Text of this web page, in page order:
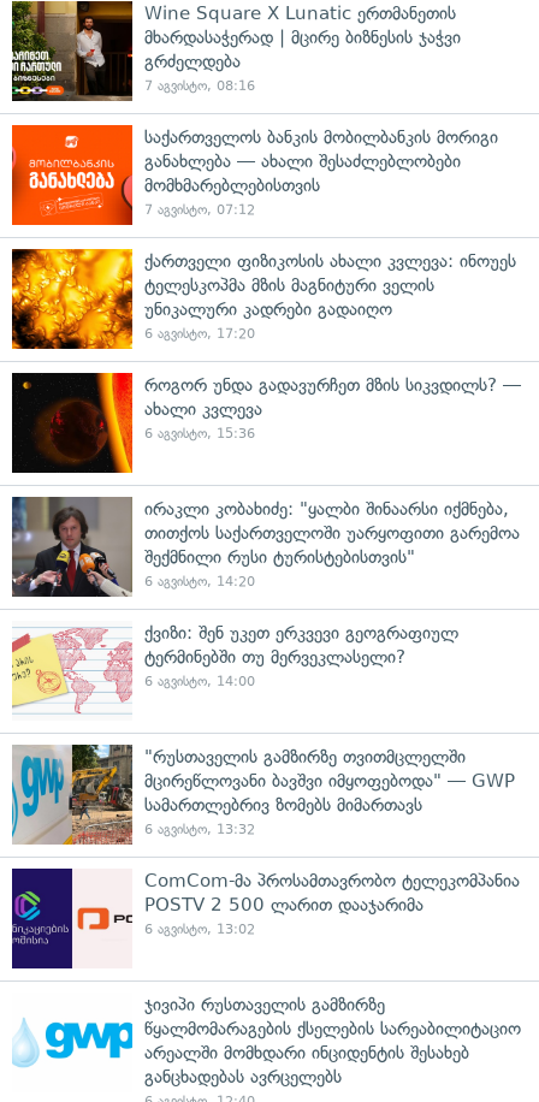
Wine Square X Lunatic ერთმანეთის
მხარდასაჭერად | მცირე ბიზნესის ჯაჭვი
გრძელდება
7 აგვისტო, 08:16
საქართველოს ბანკის მობილბანკის მორიგი
განახლება — ახალი შესაძლებლობები
მომხმარებლებისთვის
7 აგვისტო, 07:12
ქართველი ფიზიკოსის ახალი კვლევა: ინოუეს
ტელესკოპმა მზის მაგნიტური ველის
უნიკალური კადრები გადაიღო
6 აგვისტო, 17:20
როგორ უნდა გადავურჩეთ მზის სიკვდილს? —
ახალი კვლევა
6 აგვისტო, 15:36
ირაკლი კობახიძე: "ყალბი შინაარსი იქმნება,
თითქოს საქართველოში უარყოფითი გარემოა
შექმნილი რუსი ტურისტებისთვის"
6 აგვისტო, 14:20
ქვიზი: შენ უკეთ ერკვევი გეოგრაფიულ
ტერმინებში თუ მერვეკლასელი?
6 აგვისტო, 14:00
"რუსთაველის გამზირზე თვითმცლელში
მცირეწლოვანი ბავშვი იმყოფებოდა" — GWP
სამართლებრივ ზომებს მიმართავს
6 აგვისტო, 13:32
ComCom-მა პროსამთავრობო ტელეკომპანია
POSTV 2 500 ლარით დააჯარიმა
6 აგვისტო, 13:02
ჯივიპი რუსთაველის გამზირზე
წყალმომარაგების ქსელების სარეაბილიტაციო
არეალში მომხდარი ინციდენტის შესახებ
განცხადებას ავრცელებს